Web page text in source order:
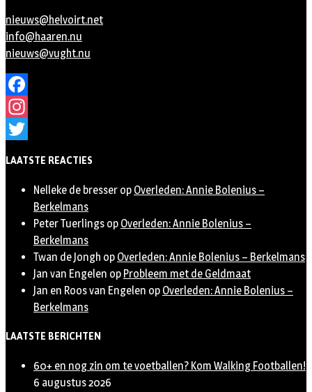
nieuws@helvoirt.net
info@haaren.nu
nieuws@vught.nu
Facebook
Instagram
LAATSTE REACTIES
Nelleke de bresser op Overleden: Annie Bolenius –
Berkelmans
Peter Tuerlings op Overleden: Annie Bolenius –
Berkelmans
Twan de Jongh op Overleden: Annie Bolenius – Berkelmans
Jan van Engelen op Probleem met de Geldmaat
Jan en Roos van Engelen op Overleden: Annie Bolenius –
Berkelmans
LAATSTE BERICHTEN
60+ en nog zin om te voetballen? Kom Walking Footballen!
6 augustus 2026